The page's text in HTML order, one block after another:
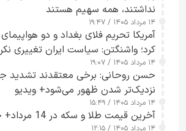
نداشتند، همه سهیم هستند
۱۴ مرداد ۱۴۰۵ / ۱۹:۴۷
آمریکا تحریم فلای بغداد و دو
کرد؛ واشنگتن: سیاست ایران تغییری
۱۴ مرداد ۱۴۰۵ / ۱۹:۰۷
حسن روحانی: برخی معتقدند تشدید
نزدیک‌تر شدن ظهور می‌شود+ ویدیو
۱۴ مرداد ۱۴۰۵ / ۱۵:۴۹
آخرین قیمت طلا و سکه در 14 مرداد+ جدول
۱۴ مرداد ۱۴۰۵ / ۱۲:۱۵